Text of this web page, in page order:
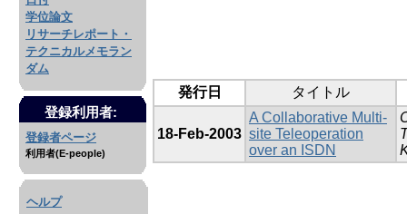
学位論文
リサーチレポート・
テクニカルメモラン
ダム
登録利用者:
登録者ページ
利用者(E-people)
ヘルプ
発行日 タイトル
18-Feb-2003
A Collaborative Multi-
site Teleoperation
over an ISDN